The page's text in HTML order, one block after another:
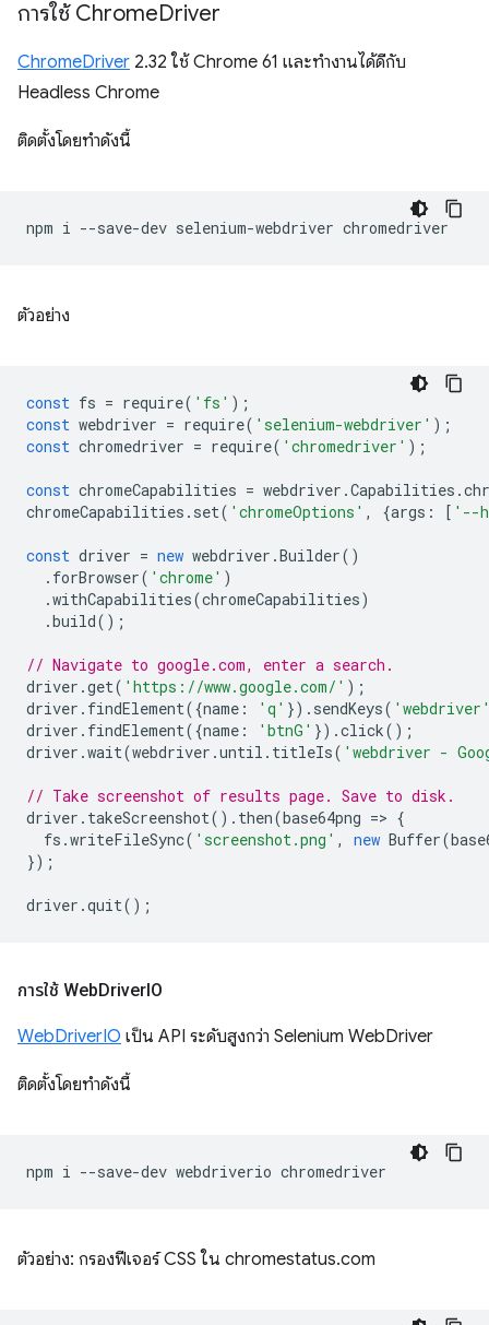
การใช้ ChromeDriver
ChromeDriver 2.32 ใช้ Chrome 61 และทำงานได้ดีกับ
Headless Chrome
ติดตั้งโดยทำดังนี้
npm i --save-dev selenium-webdriver
ตัวอย่าง
const fs = require( 'fs' );
const webdriver = require( 'selenium-webdriver' );
const chromedriver = require( 'chromedriver' );
const chromeCapabilities = webdriver .Capabilities .
chromeCapabilities . set( 'chromeOptions' , {args : [ '--
const driver = new webdriver .Builder()
. forBrowser( 'chrome' )
.withCapabilities(chromeCapabilities)
.build();
// Navigate to google.com, enter a search.
driver .get( 'https://www.google.com/' );
driver . findElement({name : 'q' }). sendKeys(
driver . findElement({name : 'btnG' }).click();
driver .wait(webdriver .until . titleIs( 'webdriver -
// Take screenshot of results page. Save to disk.
driver . takeScreenshot(). then(base64png => {
fs .writeFileSync( 'screenshot.png' , new Buffer(
});
driver .quit();
การใช้ WebDriverIO
WebDriverIO เป็น API ระดับสูงกว่า Selenium WebDriver
ติดตั้งโดยทำดังนี้
npm i --save-dev webdriverio
ตัวอย่าง: กรองฟีเจอร์ CSS ใน chromestatus.com